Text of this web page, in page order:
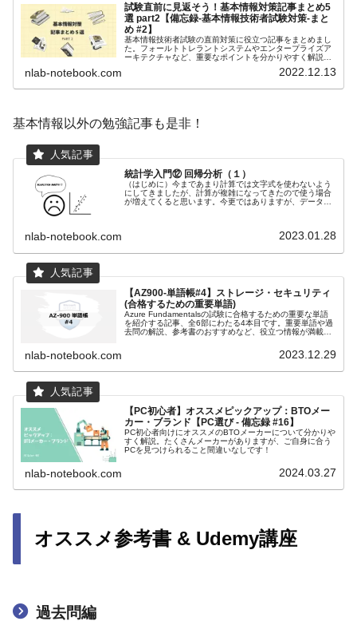
試験直前に見返そう！基本情報対策記事まとめ5
選 part2【備忘録-基本情報技術者試験対策-まと
め #2】
基本情報技術者試験の直前対策に役立つ記事をまとめまし
た。フォールトトレラントシステムやエンタープライズア
ーキテクチャなど、重要なポイントを分かりやすく解説し
ように、ぜひブックマークしておいてください！
nlab-notebook.com 2022.12.13
基本情報以外の勉強記事も是非！
統計学入門⑫ 回帰分析（１）
（はじめに）今まであまり計算では文字式を使わないよう
にしてきましたが、計算が複雑になってきたので使う場合
が増えてくると思います。今更ではありますが、データの
nlab-notebook.com 2023.01.28
【AZ900-単語帳#4】ストレージ・セキュリティ
(合格するための重要単語)
Azure Fundamentalsの試験に合格するための重要な単語
を紹介する記事、全6部にわたる4本目です。重要単語や過
去問の解説、参考書のおすすめなど、役立つ情報が満載で
nlab-notebook.com 2023.12.29
【PC初心者】オススメピックアップ：BTOメー
カー・ブランド【PC選び - 備忘録 #16】
PC初心者向けにオススメのBTOメーカーについて分かりや
すく解説。たくさんメーカーがありますが、ご自身に合う
PCを見つけられること間違いなしです！
nlab-notebook.com 2024.03.27
オススメ参考書 & Udemy講座
過去問編